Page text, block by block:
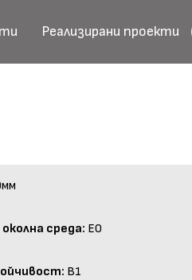
Реализирани проекти
среда: E0
B1